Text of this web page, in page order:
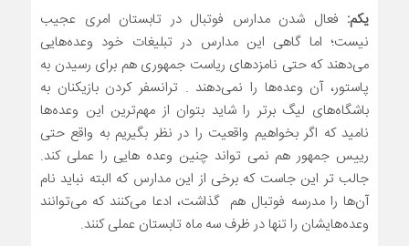
یکم: فعال شدن مدارس فوتبال در تابستان امری عجیب
نیست؛ اما گاهی این مدارس در تبلیغات خود وعده‌هایی
می‌دهند که حتی نامزدهای ریاست جمهوری هم برای رسیدن به
پاستور، آن وعده‌ها را نمی‌دهند . ترانسفر کردن بازیکنان به
باشگاه‌های لیگ برتر را شاید بتوان از مهم‌ترین این وعده‌ها
نامید که اگر بخواهیم واقعیت را در نظر بگیریم به واقع حتی
رییس جمهور هم نمی تواند چنین وعده هایی را عملی کند.
جالب تر این جاست که برخی از این مدارس که البته نباید نام
آن‌ها را مدرسه فوتبال هم گذاشت، ادعا می‌کنند که می‌توانند
وعده‌هایشان را تنها در ظرف سه ماه تابستان عملی کنند.